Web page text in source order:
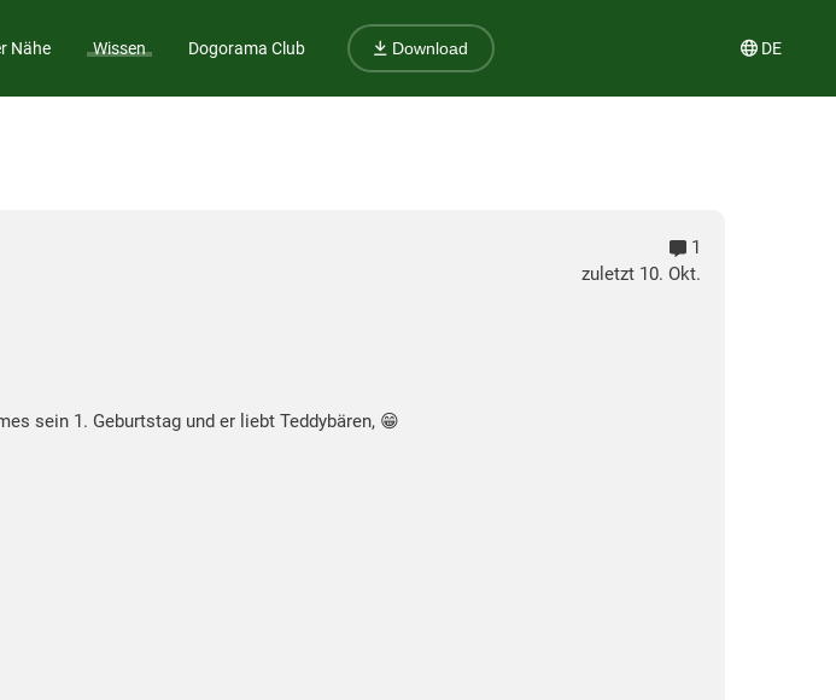
Nähe Wissen Dogorama Club Download DE
1
zuletzt 10. Okt.
sein 1. Geburtstag und er liebt Teddybären, 😁